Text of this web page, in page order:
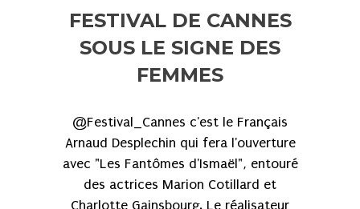
FESTIVAL DE CANNES
SOUS LE SIGNE DES
FEMMES
@Festival_Cannes c'est le Français
Arnaud Desplechin qui fera l'ouverture
avec "Les Fantômes d'Ismaël", entouré
des actrices Marion Cotillard et
Charlotte Gainsbourg. Le réalisateur